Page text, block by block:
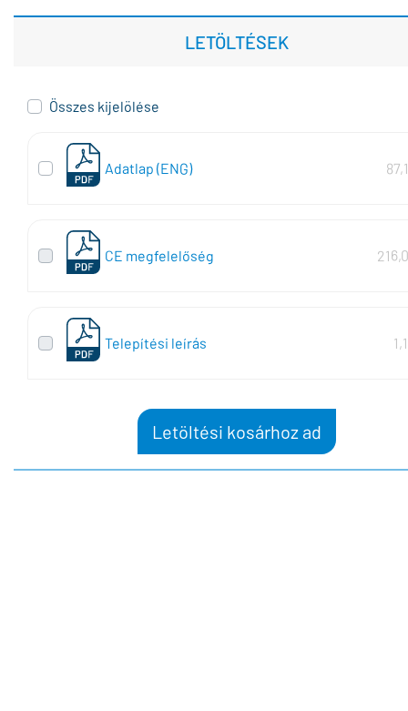
LETÖLTÉSEK
Összes kijelölése
Adatlap (ENG)
CE megfelelőség
Telepítési leírás
Letöltési kosárhoz ad